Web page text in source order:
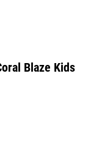
Blaze Kids